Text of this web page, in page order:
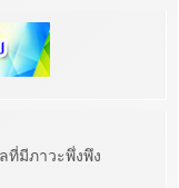
ที่มีภาวะพึ่งพึง